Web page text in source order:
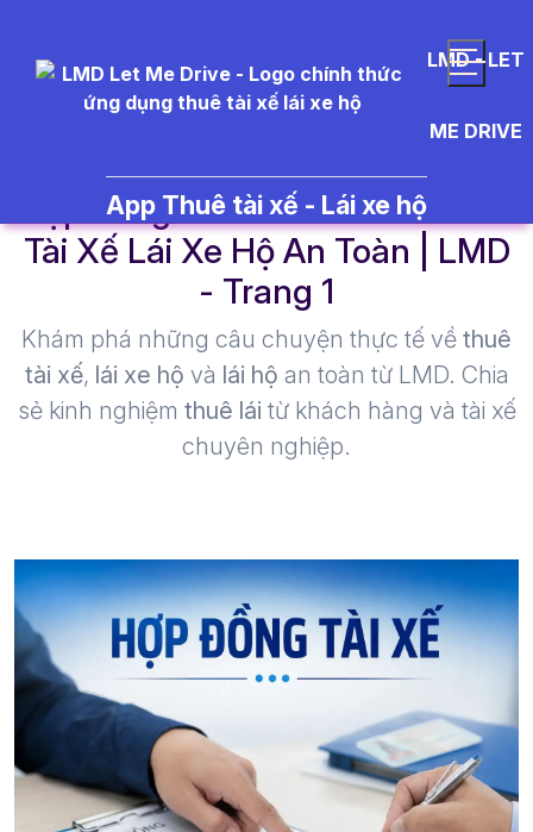
LMD - LET
ME DRIVE
App Thuê tài xế - Lái xe hộ
hợp đồng tài xế cá nhân - Thuê
Tài Xế Lái Xe Hộ An Toàn | LMD
- Trang 1​
Khám phá những câu chuyện thực tế về thuê
tài xế, lái xe hộ và lái hộ an toàn từ LMD. Chia
sẻ kinh nghiệm thuê lái từ khách hàng và tài xế
chuyên nghiệp.